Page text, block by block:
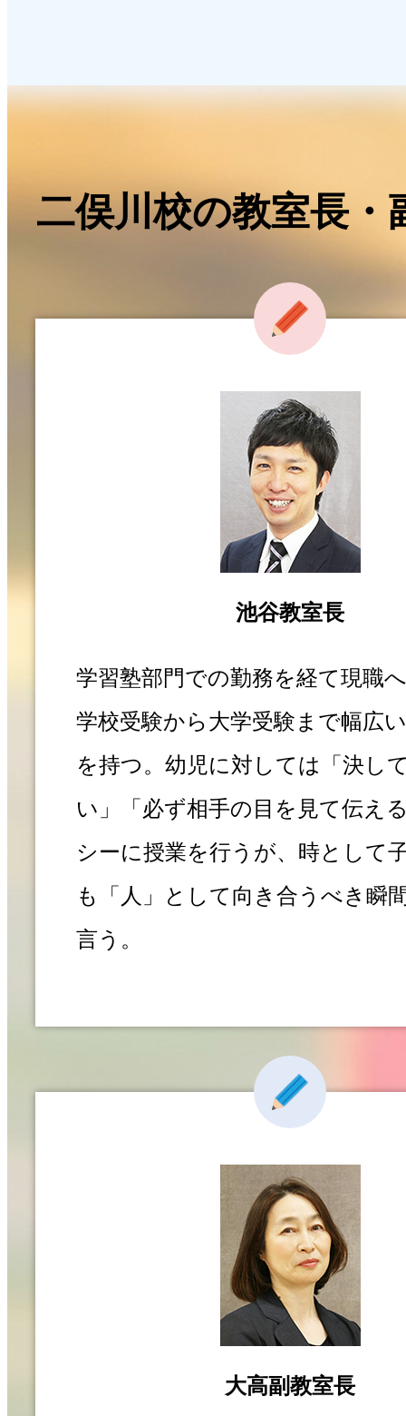
2026年07月11日
［年長］横向きポーズさん［
［卒業生］はなまるお姉さん
二俣川校の教室長・
池谷教室長
学習塾部門での勤務を経て現職
学校受験から大学受験まで幅広
を持つ。幼児に対しては「決し
い」「必ず相手の目を見て伝え
シーに授業を行うが、時として
も「人」として向き合うべき瞬
言う。
大高副教室長